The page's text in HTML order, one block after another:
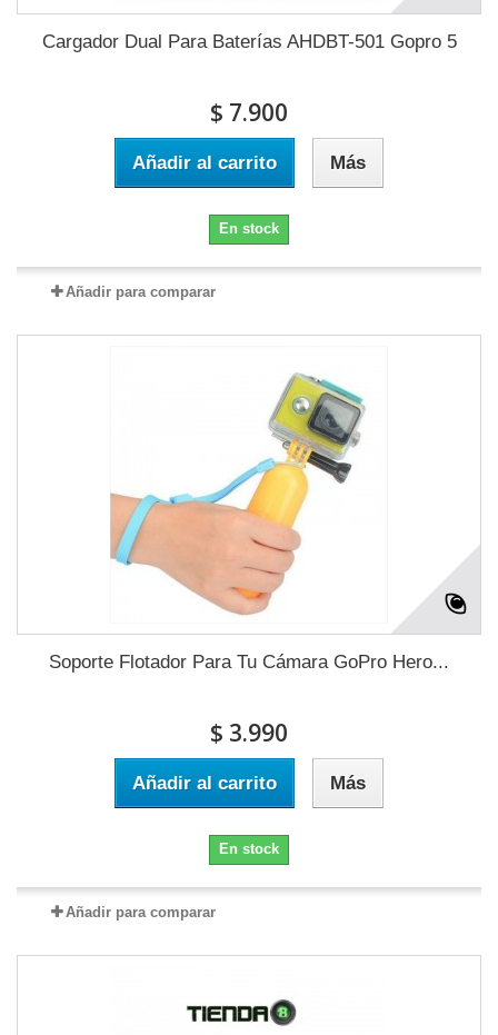
Cargador Dual Para Baterías AHDBT-501 Gopro 5
$ 7.900
Añadir al carrito Más
En stock
Añadir para comparar
Soporte Flotador Para Tu Cámara GoPro Hero...
$ 3.990
Añadir al carrito Más
En stock
Añadir para comparar